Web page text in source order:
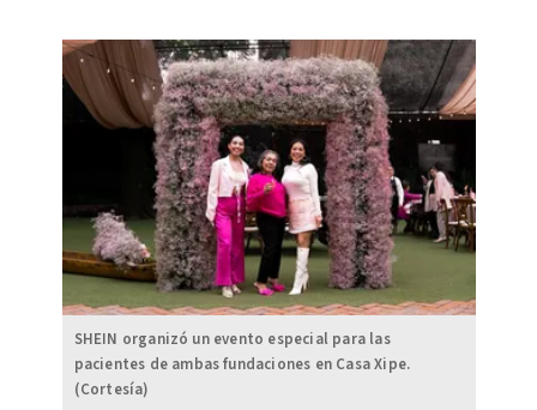
SHEIN organizó un evento especial para las
pacientes de ambas fundaciones en Casa Xipe.
(Cortesía)